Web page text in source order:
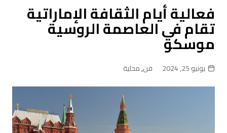
فعالية أيام الثقافة الإماراتية
تقام في العاصمة الروسية
موسكو
يونيو 25, 2024 فن,محلية